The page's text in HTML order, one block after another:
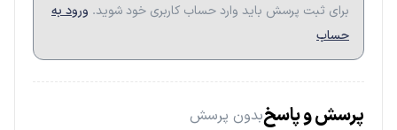
برای ثبت پرسش باید وارد حساب کاربری خود شوید. ورود به
حساب
پرسش و پاسخبدون پرسش